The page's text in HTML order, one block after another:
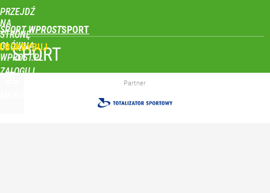
PRZEJDŹ
NA
STRONĘ
GŁÓWNĄ
WPROST.PL
SPORT WPROST
ZALOGUJ
SPORT
Partner